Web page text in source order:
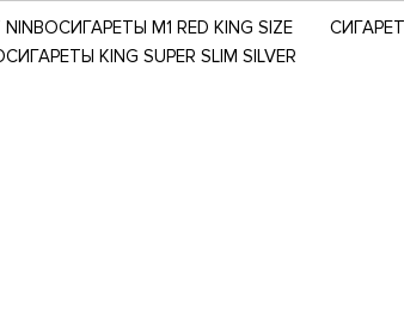
СИГАРЕТЫ M1 RED KING SIZE
СИГАРЕТЫ KING SUPER SLIM SILVER